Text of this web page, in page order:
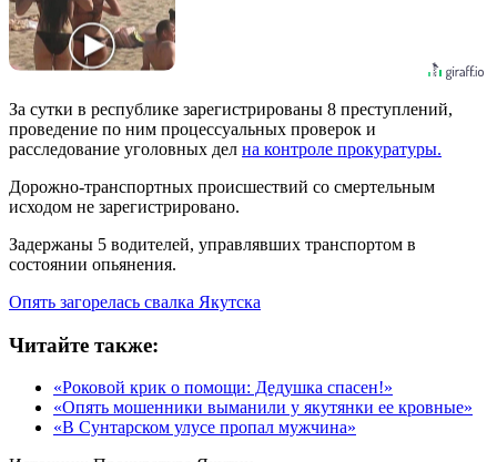
За сутки в республике зарегистрированы 8 преступлений,
проведение по ним процессуальных проверок и
расследование уголовных дел на контроле прокуратуры.
Дорожно-транспортных происшествий со смертельным
исходом не зарегистрировано.
Задержаны 5 водителей, управлявших транспортом в
состоянии опьянения.
Опять загорелась свалка Якутска
Читайте также:
«Роковой крик о помощи: Дедушка спасен!»
«Опять мошенники выманили у якутянки ее кровные»
«В Сунтарском улусе пропал мужчина»